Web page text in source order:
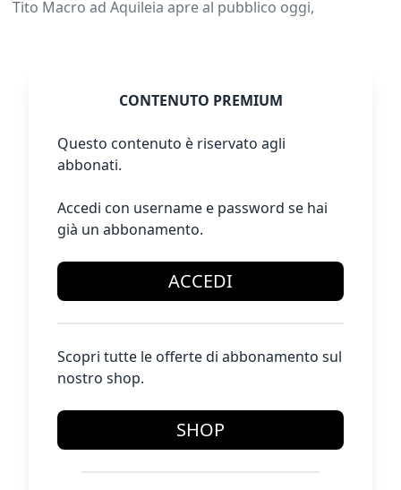
Tito Macro ad Aquileia apre al pubblico oggi,
CONTENUTO PREMIUM
Questo contenuto è riservato agli
abbonati.
Accedi con username e password se hai
già un abbonamento.
ACCEDI
Scopri tutte le offerte di abbonamento sul
nostro shop.
SHOP